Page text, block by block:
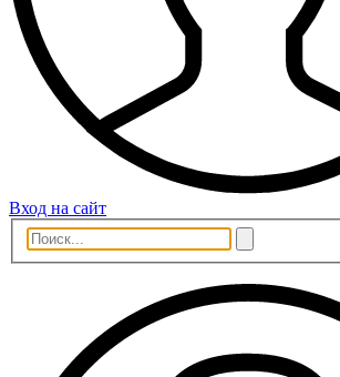
Вход на сайт